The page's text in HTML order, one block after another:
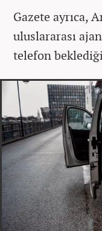
Gazete ayrıca,
uluslararası
telefon